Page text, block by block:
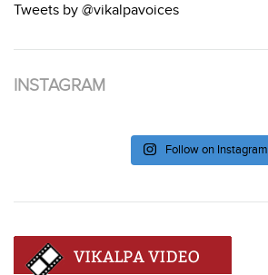
Tweets by @vikalpavoices
INSTAGRAM
Follow on Instagram